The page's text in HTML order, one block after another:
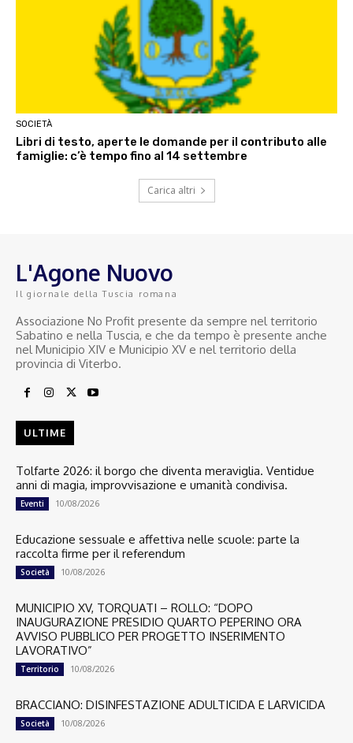
SOCIETÀ
Libri di testo, aperte le domande per il contributo alle
famiglie: c’è tempo fino al 14 settembre
Carica altri
L'Agone Nuovo
Il giornale della Tuscia romana
Associazione No Profit presente da sempre nel territorio
Sabatino e nella Tuscia, e che da tempo è presente anche
nel Municipio XIV e Municipio XV e nel territorio della
provincia di Viterbo.
ULTIME
Tolfarte 2026: il borgo che diventa meraviglia. Ventidue
anni di magia, improvvisazione e umanità condivisa.
Eventi 10/08/2026
Educazione sessuale e affettiva nelle scuole: parte la
raccolta firme per il referendum
Società 10/08/2026
MUNICIPIO XV, TORQUATI – ROLLO: “DOPO
INAUGURAZIONE PRESIDIO QUARTO PEPERINO ORA
AVVISO PUBBLICO PER PROGETTO INSERIMENTO
LAVORATIVO”
Territorio 10/08/2026
BRACCIANO: DISINFESTAZIONE ADULTICIDA E LARVICIDA
Società 10/08/2026